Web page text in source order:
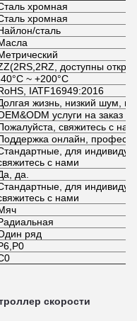
хромная
хромная
сталь
2RZ, доступны
~ +200°C
IATF16949:2016
жизнь, низкий шум,
услуги на заказ
свяжитесь с
онлайн,
для
с нами
да.
для
с нами
ряд
скорости